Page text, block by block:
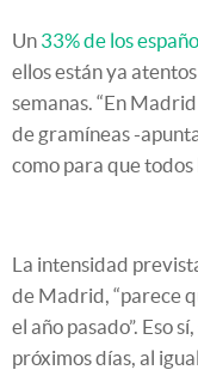
Un 33% de los
ellos están ya
semanas. “En
de gramíneas -
como para que todos
La intensidad
de Madrid, “parece
el año pasado”. Eso
próximos días, al